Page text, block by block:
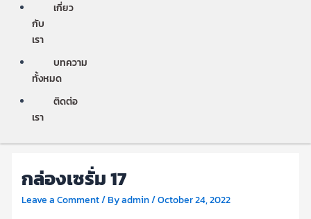
เกี่ยว
กับ
เรา
บทความ
ทั้งหมด
ติดต่อ
เรา
กล่องเซรั่ม 17
Leave a Comment/ Byadmin/October 24, 2022